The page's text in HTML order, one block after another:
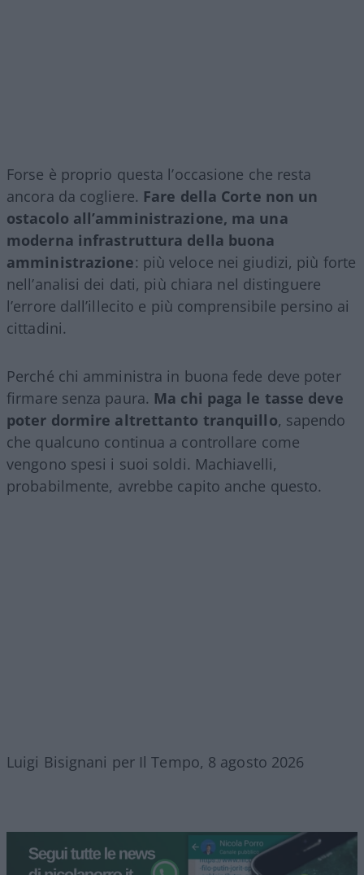
Forse è proprio questa l’occasione che resta
ancora da cogliere. Fare della Corte non un
ostacolo all’amministrazione, ma una
moderna infrastruttura della buona
amministrazione: più veloce nei giudizi, più forte
nell’analisi dei dati, più chiara nel distinguere
l’errore dall’illecito e più comprensibile persino ai
cittadini.
Perché chi amministra in buona fede deve poter
firmare senza paura. Ma chi paga le tasse deve
poter dormire altrettanto tranquillo, sapendo
che qualcuno continua a controllare come
vengono spesi i suoi soldi. Machiavelli,
probabilmente, avrebbe capito anche questo.
Luigi Bisignani per Il Tempo, 8 agosto 2026